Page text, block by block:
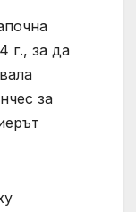
г., за да
за